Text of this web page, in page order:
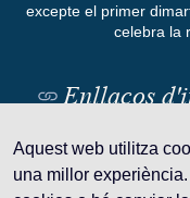
excepte el primer
celebra la
Enllaços
Aquest web utilitza
una millor